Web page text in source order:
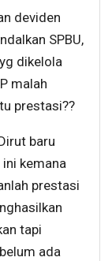
deviden
SPBU,
dikelola
malah
prestasi??
baru
kemana
prestasi
tapi
ada